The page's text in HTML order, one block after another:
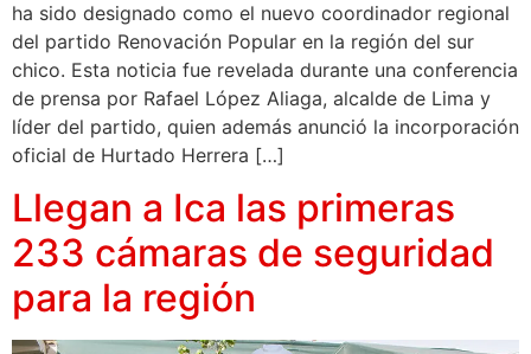
ha sido designado como el nuevo coordinador regional
del partido Renovación Popular en la región del sur
chico. Esta noticia fue revelada durante una conferencia
de prensa por Rafael López Aliaga, alcalde de Lima y
líder del partido, quien además anunció la incorporación
oficial de Hurtado Herrera […]
Llegan a Ica las primeras
233 cámaras de seguridad
para la región